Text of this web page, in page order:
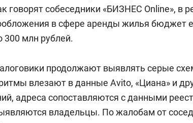
говорят собеседники «БИЗНЕС Online», в
в сфере аренды жилья бюджет
300 млн рублей.
продолжают выявлять серые
влезают в данные Avito, «Циана» и
адреса сопоставляются с данными
владельцы. По жалобам от